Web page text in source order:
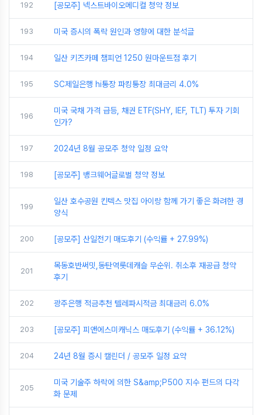
192 [공모주] 넥스트바이오메디컬 청약 정보
193 미국 증시의 폭락 원인과 영향에 대한 분석글
194 일산 키즈카페 챔피언 1250 원마운트점 후기
195 SC제일은행 hi통장 파킹통장 최대금리 4.0%
196
미국 국채 가격 급등, 채권 ETF(SHY, IEF, TLT) 투자 기회
인가?
197 2024년 8월 공모주 청약 일정 요약
198 [공모주] 뱅크웨어글로벌 청약 정보
199
일산 호수공원 킨텍스 맛집 아이랑 함께 가기 좋은 화려한 경
양식
200 [공모주] 산일전기 매도후기 (수익률 + 27.99%)
201
목동호반써밋,동탄역롯데캐슬 무순위. 취소후 재공급 청약
후기
202 광주은행 적금추천 텔레파시적금 최대금리 6.0%
203 [공모주] 피앤에스미캐닉스 매도후기 (수익률 + 36.12%)
204 24년 8월 증시 캘린더 / 공모주 일정 요약
205
미국 기술주 하락에 의한 S&amp;P500 지수 펀드의 다각
화 문제